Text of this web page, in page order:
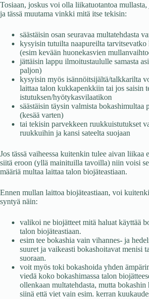
Tosiaan, joskus voi olla liikatuotantoa mullasta,
ja tässä muutama vinkki mitä itse tekisin:
säästäisin osan seuravaa multatehdasta
kysyisin tutuilta naapureilta tarvitsevatko
(esim kevään huonekasvien
jättäisin lappu ilmoitustaululle samasta
paljon)
kysyisin myös isännöitsijältä/talkkarilta
laittaa talon kukkapenkkiin tai jos saisin
istutuksen/hyötykasvilaatikon
säästäisin täysin valmista bokashimultaa
(kesää varten)
tai tekisin parvekkeen ruukkuistutukset
ruukkuihin ja kansi sateelta suojaan
Jos tässä vaiheessa kuitenkin tulee aivan liikaa
siitä eroon (yllä mainituilla tavoilla) niin voisi
määriä multaa laittaa talon biojäteastiaan.
Ennen mullan laittoa biojäteastiaan, voi
syntyä näin:
valikoi ne biojätteet mitä haluat käyttää
talon biojäteastiaan.
esim tee bokashia vain vihannes- ja
suuret ja vaikeasti bokashoitavat menisi
suoraan.
voit myös toki bokashoida yhden
viedä koko bokashimassa talon
ollenkaan multatehdasta, mutta
siinä että viet vain esim. kerran